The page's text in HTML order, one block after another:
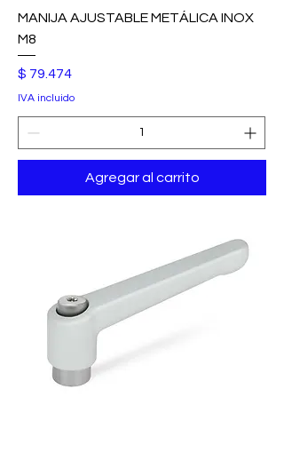
MANIJA AJUSTABLE METÁLICA INOX
M8
Precio
$ 79.474
IVA incluido
Agregar al carrito